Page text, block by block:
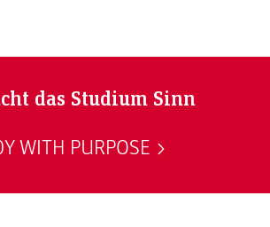
das Studium Sinn
WITH PURPOSE